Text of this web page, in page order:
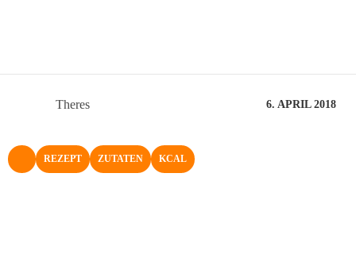
Theres 6. APRIL 2018
NACH OBEN
REZEPT ZUTATEN KCAL